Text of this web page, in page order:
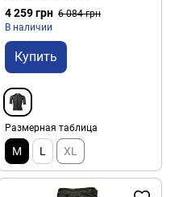
4 259 грн 6 084 грн
В наличии
Купить
Размерная таблица
M L XL